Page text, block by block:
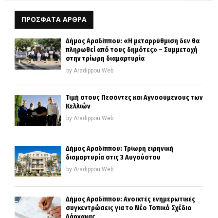
ΠΡΟΣΦΑΤΑ ΑΡΘΡΑ
Δήμος Αραδίππου: «Η μεταρρύθμιση δεν θα
πληρωθεί από τους δημότες» – Συμμετοχή
στην τρίωρη διαμαρτυρία
by Aradippou Web
Τιμή στους Πεσόντες και Αγνοούμενους των
Κελλιών
by Aradippou Web
Δήμος Αραδίππου: Τρίωρη ειρηνική
διαμαρτυρία στις 3 Αυγούστου
by Aradippou Web
Δήμος Αραδίππου: Ανοικτές ενημερωτικές
συγκεντρώσεις για το Νέο Τοπικό Σχέδιο